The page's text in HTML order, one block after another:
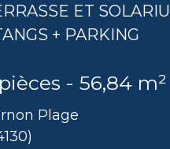
ET
+ PARKING
- 56,84 m²
Plage